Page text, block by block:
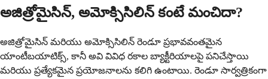
అజిత్రోమైసిన్, అమోక్సిసిలిన్ కంటే మంచిదా?
అజిత్రోమైసిన్ మరియు అమోక్సిసిలిన్ రెండూ ప్రభావవంతమైన
యాంటీబయాటిక్స్, కానీ అవి వివిధ రకాల బ్యాక్టీరియాలపై పనిచేస్తాయి
మరియు ప్రత్యేకమైన ప్రయోజనాలను కలిగి ఉంటాయి. రెండూ సార్వత్రికంగా